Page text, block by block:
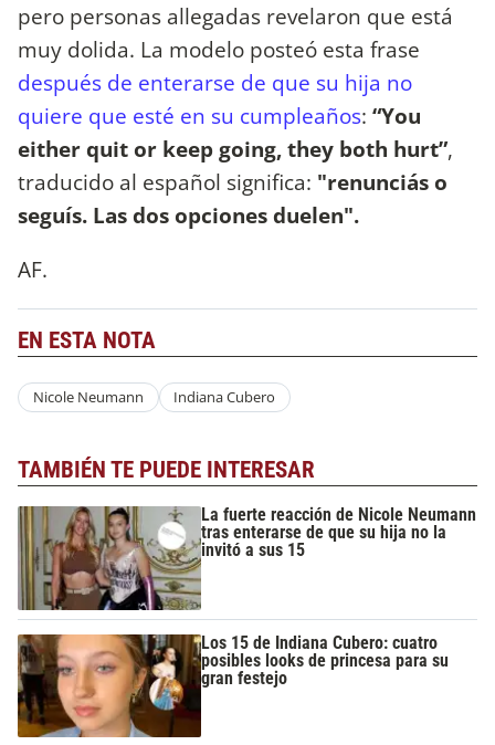
pero personas allegadas revelaron que está
muy dolida. La modelo posteó esta frase
después de enterarse de que su hija no
quiere que esté en su cumpleaños: “You
either quit or keep going, they both hurt”,
traducido al español significa: "renunciás o
seguís. Las dos opciones duelen".
AF.
EN ESTA NOTA
Nicole Neumann Indiana Cubero
TAMBIÉN TE PUEDE INTERESAR
La fuerte reacción de Nicole Neumann
tras enterarse de que su hija no la
invitó a sus 15
Los 15 de Indiana Cubero: cuatro
posibles looks de princesa para su
gran festejo